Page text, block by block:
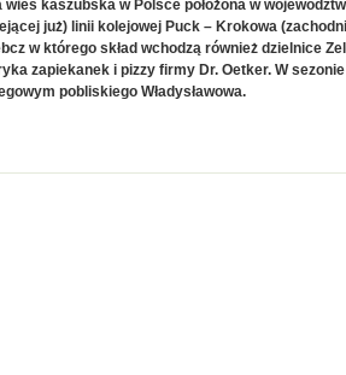
kaszubska w Polsce położona w
już) linii kolejowej Puck – Krokowa
w którego skład wchodzą również dzielnice
zapiekanek i pizzy firmy Dr. Oetker. W
pobliskiego Władysławowa.